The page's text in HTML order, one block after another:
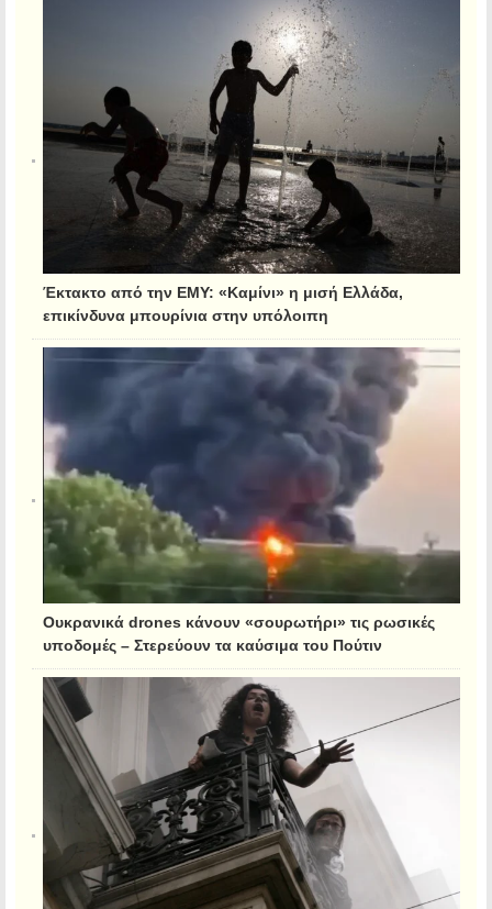
Έκτακτο από την ΕΜΥ: «Καμίνι» η μισή Ελλάδα,
επικίνδυνα μπουρίνια στην υπόλοιπη
Ουκρανικά drones κάνουν «σουρωτήρι» τις ρωσικές
υποδομές – Στερεύουν τα καύσιμα του Πούτιν